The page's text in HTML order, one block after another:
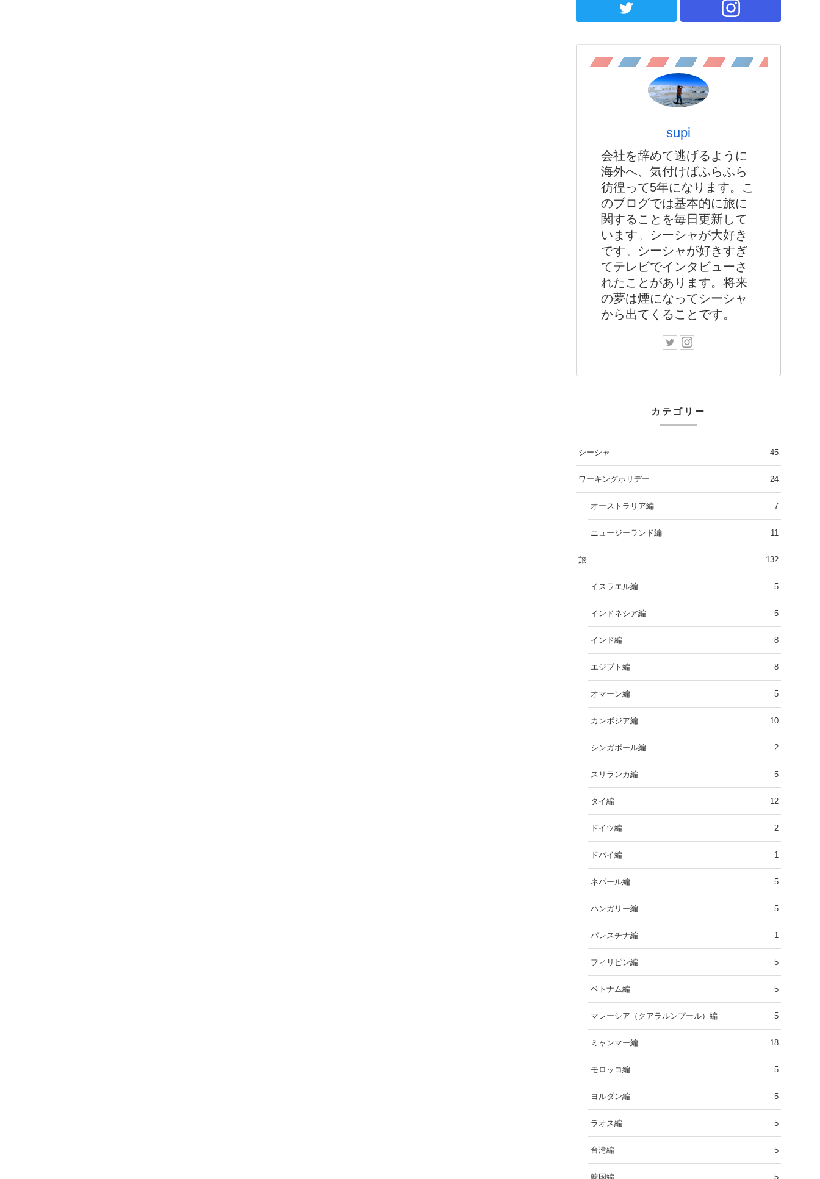
supi
会社を辞めて逃げるように
海外へ、気付けばふらふら
彷徨って5年になります。こ
のブログでは基本的に旅に
関することを毎日更新して
います。シーシャが大好き
です。シーシャが好きすぎ
てテレビでインタビューさ
れたことがあります。将来
の夢は煙になってシーシャ
から出てくることです。
カテゴリー
シーシャ 45
ワーキングホリデー 24
オーストラリア編 7
ニュージーランド編 11
旅 132
イスラエル編 5
インドネシア編 5
インド編 8
エジプト編 8
オマーン編 5
カンボジア編 10
シンガポール編 2
スリランカ編 5
タイ編 12
ドイツ編 2
ドバイ編 1
ネパール編 5
ハンガリー編 5
パレスチナ編 1
フィリピン編 5
ベトナム編 5
マレーシア（クアラルンプール）編 5
ミャンマー編 18
モロッコ編 5
ヨルダン編 5
ラオス編 5
台湾編 5
韓国編 5